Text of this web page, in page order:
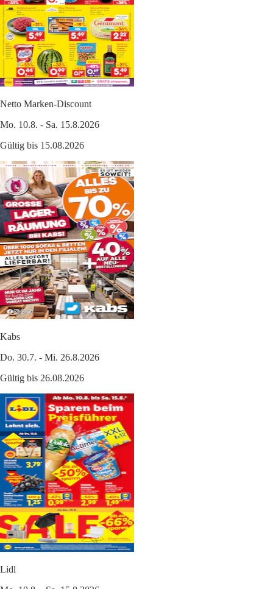
Netto Marken-Discount
Mo. 10.8. - Sa. 15.8.2026
Gültig bis 15.08.2026
Kabs
Do. 30.7. - Mi. 26.8.2026
Gültig bis 26.08.2026
Lidl